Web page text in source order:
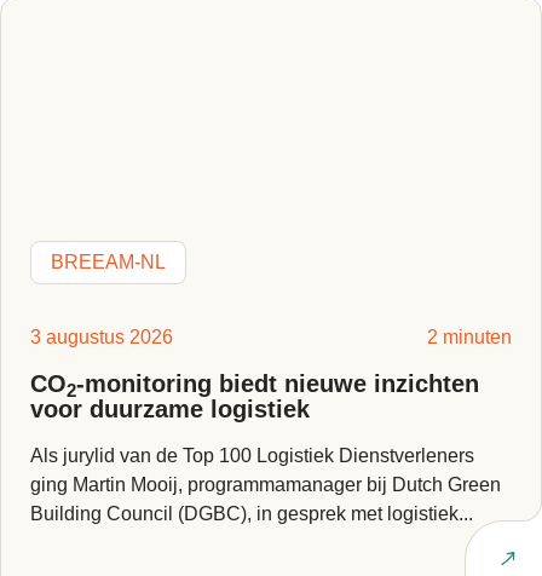
BREEAM-NL
3 augustus 2026 2 minuten
CO2-monitoring biedt nieuwe inzichten
voor duurzame logistiek
Als jurylid van de Top 100 Logistiek Dienstverleners
ging Martin Mooij, programmamanager bij Dutch Green
Building Council (DGBC), in gesprek met logistiek...
Lees artikel